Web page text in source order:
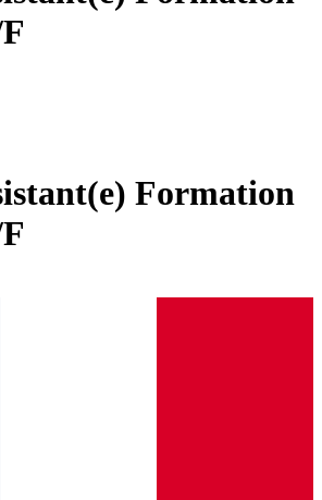
Formation